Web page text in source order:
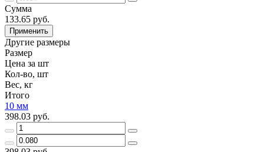
Сумма
133.65 руб.
Применить
Другие размеры
Размер
Цена за шт
Кол-во, шт
Вес, кг
Итого
10 мм
398.03 руб.